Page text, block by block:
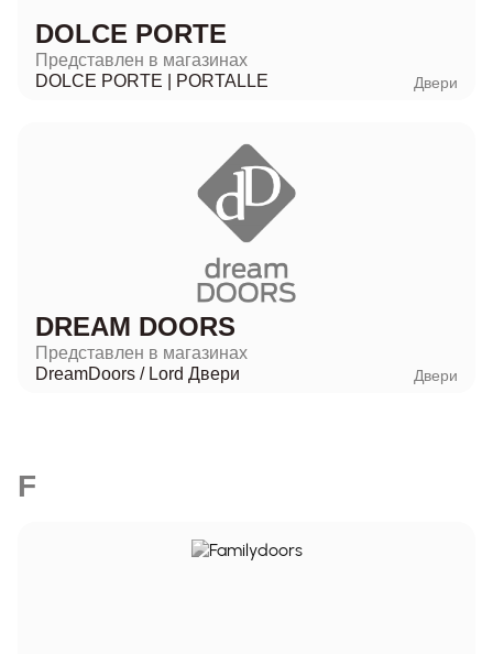
DOLCE PORTE
Представлен в магазинах
DOLCE PORTE | PORTALLE
Двери
DREAM DOORS
Представлен в магазинах
DreamDoors / Lord Двери Двери
F